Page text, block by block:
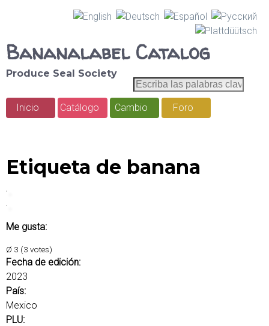
Pasar
contenido
principal
Bananalabel Catalog
Produce Seal Society
a
r
E
s
c
a
M
n
p
r
i
n
c
i
Inicio Catálogo Cambio Foro
Etiqueta de banana
Me gusta:
Ø 3 (3 votes)
Fecha de edición:
2023
País:
Mexico
PLU: